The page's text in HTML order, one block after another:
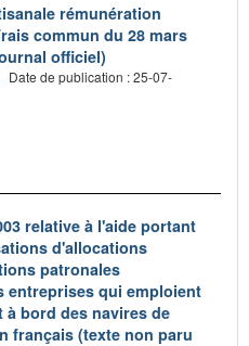
rémunération
commun du 28 mars
officiel)
Date de publication : 25-07-
relative à l'aide portant
d'allocations
patronales
entreprises qui emploient
bord des navires de
français (texte non paru